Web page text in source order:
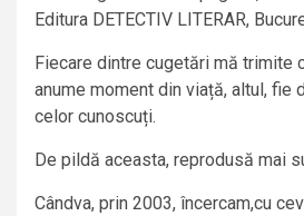
Editura DETECTIV LITERAR,
Fiecare dintre cugetări mă trimite
anume moment din viață, altul, fie
celor cunoscuți.
De pildă aceasta, reprodusă mai
Cândva, prin 2003, încercam,cu